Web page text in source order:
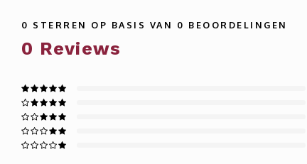
0 STERREN OP BASIS VAN 0 BEOORDELINGEN
0 Reviews